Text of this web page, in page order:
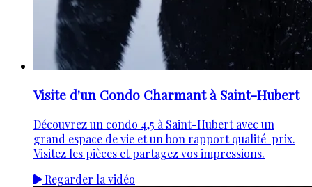
Visite d'un Condo Charmant à Saint-Hubert
Découvrez un condo 4,5 à Saint-Hubert avec un
grand espace de vie et un bon rapport qualité-prix.
Visitez les pièces et partagez vos impressions.
Regarder la vidéo